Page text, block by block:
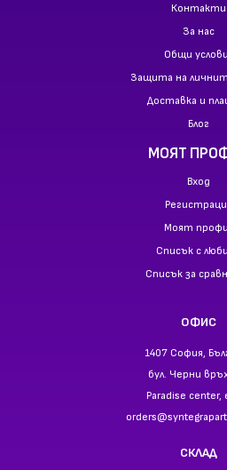
Контакти
За нас
Общи
Защита на
Доставка и
Блог
МОЯТ
Вход
Моят
Списък с
Списък за
ОФИС
1407 София,
бул. Черни
Paradise center,
СКЛАД